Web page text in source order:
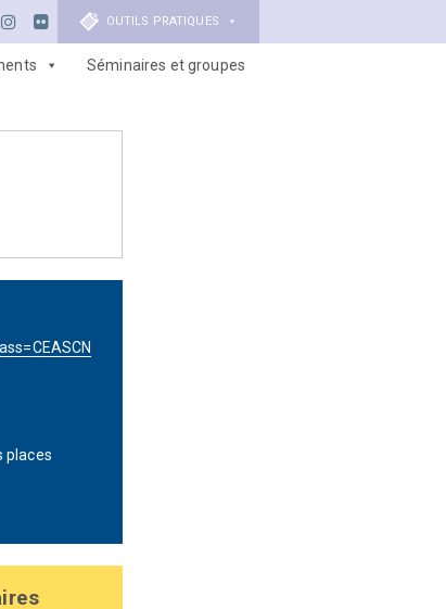
OUTILS PRATIQUES
Séminaires et groupes
places